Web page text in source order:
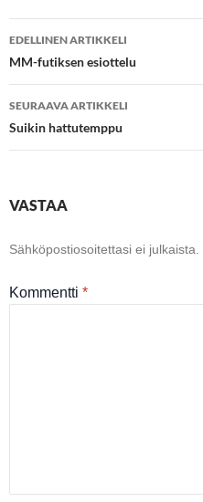
Artikkelien
selaus
EDELLINEN ARTIKKELI
MM-futiksen esiottelu
SEURAAVA ARTIKKELI
Suikin hattutemppu
VASTAA
Sähköpostiosoitettasi ei julkaista.
Kommentti *